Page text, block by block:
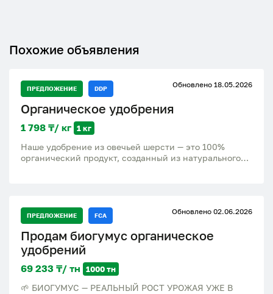
Похожие объявления
ПРЕДЛОЖЕНИЕ DDP Обновлено 18.05.2026
Органическое удобрения
1 798 ₸/ кг 1 кг
Наше удобрение из овечьей шерсти — это 100%
органический продукт, созданный из натурального
питания растений в течение всего сезона.
Питательные вещества высвобождаются постепенно,
исключая необходимость частых
подкормок.Преимущество перед конкурентами
"Зачем переплачивать за химикаты?" Наш продукт
объединяет лучшее от традиционных удобрений без
их недостатков. Он экологичен, безопасен, удобен в
хранении и не имеет неприятного запаха. Идеально
ПРЕДЛОЖЕНИЕ FCA Обновлено 02.06.2026
Продам биогумус органическое
удобрений
69 233 ₸/ тн 1000 тн
🌱 БИОГУМУС — РЕАЛЬНЫЙ РОСТ УРОЖАЯ УЖЕ В